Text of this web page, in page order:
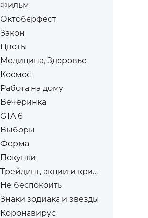
Фильм
Октоберфест
Закон
Цветы
Медицина, Здоровье
Космос
Работа на дому
Вечеринка
GTA 6
Выборы
Ферма
Покупки
Трейдинг, акции и криптовалюта
Не беспокоить
Знаки зодиака и звезды
Коронавирус